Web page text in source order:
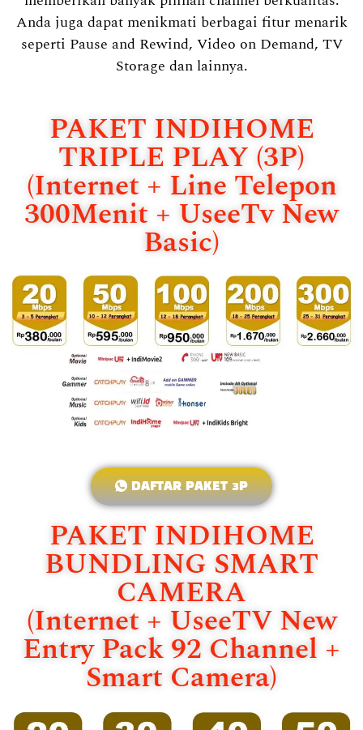
Anda juga dapat menikmati berbagai fitur menarik
seperti Pause and Rewind, Video on Demand, TV
Storage dan lainnya.
PAKET INDIHOME
TRIPLE PLAY (3P)
(Internet + Line Telepon
300Menit + UseeTv New
Basic)
DAFTAR PAKET 3P
PAKET INDIHOME
BUNDLING SMART
CAMERA
(Internet + UseeTV New
Entry Pack 92 Channel +
Smart Camera)